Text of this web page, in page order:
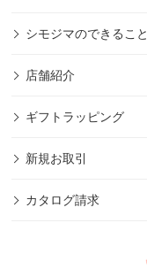
シモジマのできること
店舗紹介
ギフトラッピング
新規お取引
カタログ請求